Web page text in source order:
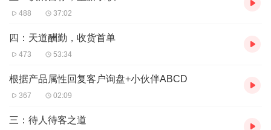
488 37:02
四：天道酬勤，收货首单
473 53:34
根据产品属性回复客户询盘+小伙伴ABCD
367 02:09
三：待人待客之道